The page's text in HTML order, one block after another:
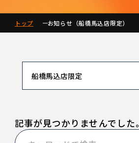
トップ お知らせ（船橋馬込店限定）
記事が見つかりませんでした。